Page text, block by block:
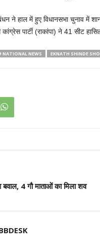
ने हाल में हुए विधानसभा चुनाव में
कांग्रेस पार्टी (राकांपा) ने 41 सीट
NATIONAL NEWS EKNATH SHINDE
4 गौ माताओं का मिला शव